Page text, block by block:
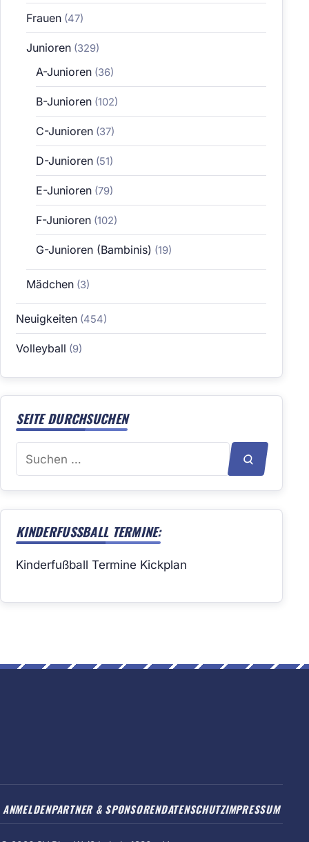
Frauen(47)
Junioren(329)
A-Junioren (36)
B-Junioren (102)
C-Junioren (37)
D-Junioren (51)
E-Junioren (79)
F-Junioren (102)
G-Junioren (Bambinis) (19)
Mädchen(3)
Neuigkeiten (454)
Volleyball (9)
SEITE DURCHSUCHEN
Suchen
SUCHEN
KINDERFUSSBALL TERMINE:
Kinderfußball Termine Kickplan
ANMELDENPARTNER & SPONSORENDATENSCHUTZIMPRESSUM